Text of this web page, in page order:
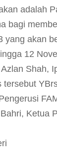
adalah
bagi
yang akan
12
Shah,
Ketua